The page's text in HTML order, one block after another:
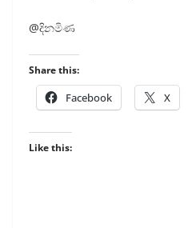
@දිනමිණ
Share this:
Facebook X
Like this: